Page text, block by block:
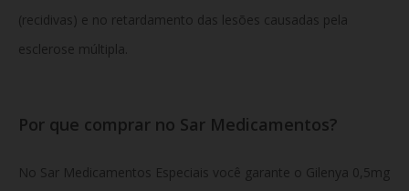
(recidivas) e no retardamento das lesões causadas pela
esclerose múltipla.
Por que comprar no Sar Medicamentos?
No Sar Medicamentos Especiais você garante o Gilenya 0,5mg